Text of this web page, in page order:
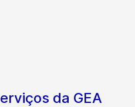
da GEA